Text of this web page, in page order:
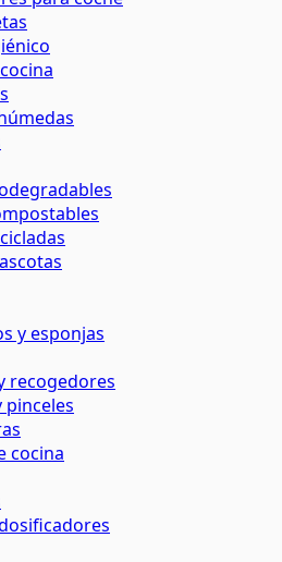
y esponjas
recogedores
pinceles
cocina